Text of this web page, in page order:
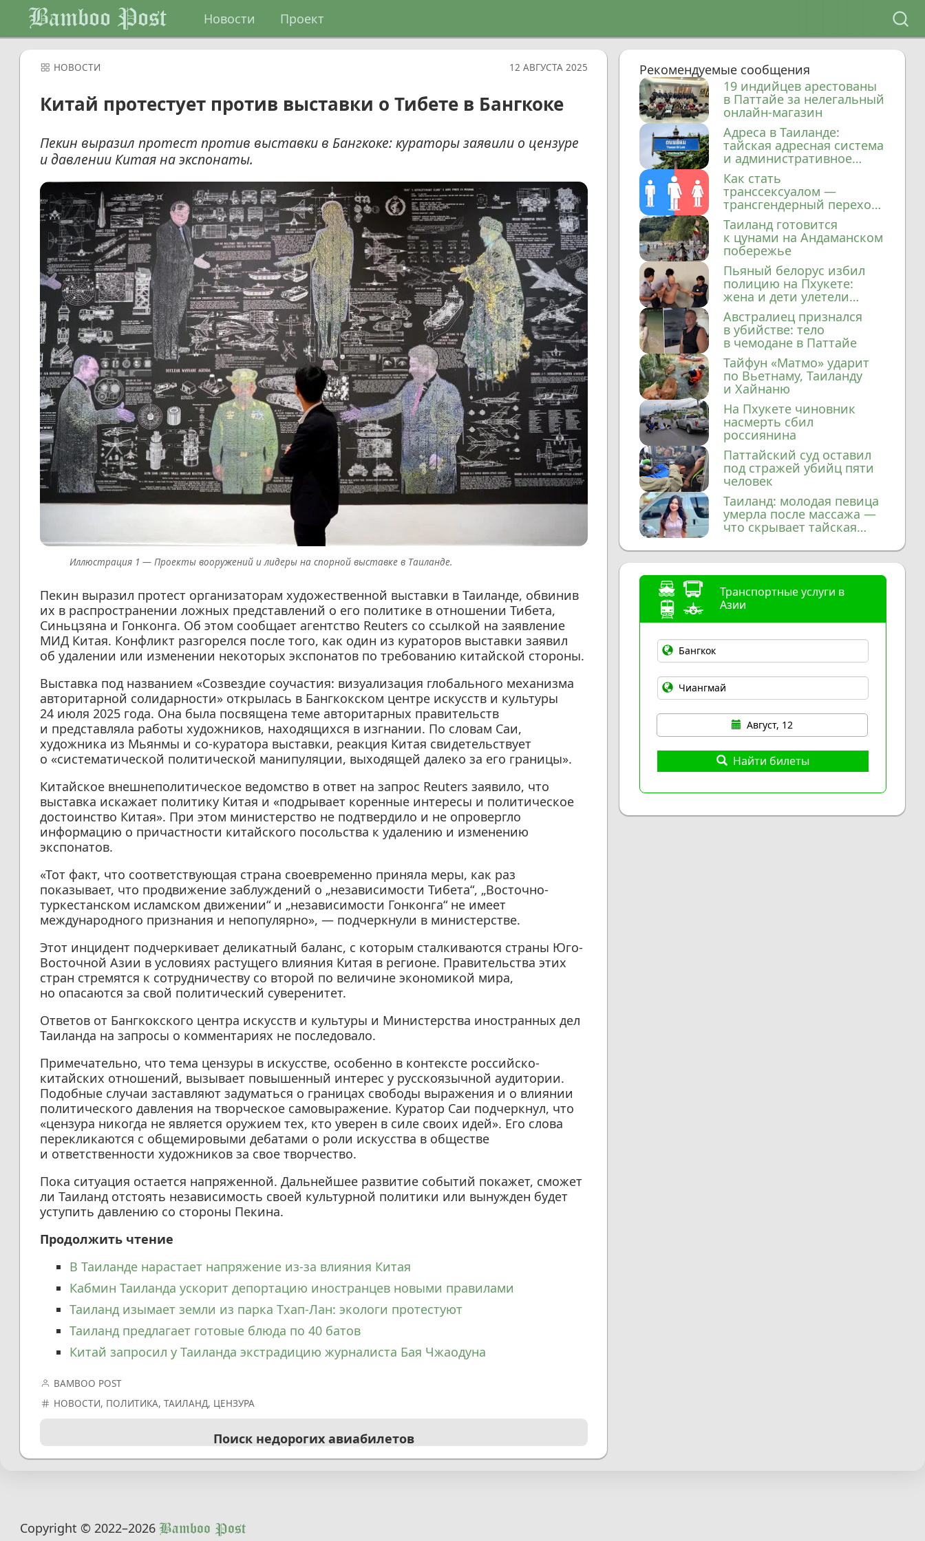
Bamboo Post Новости Проект
НОВОСТИ 12 АВГУСТА 2025
Китай протестует против выставки о Тибете в Бангкоке
Пекин выразил протест против выставки в Бангкоке: кураторы заявили о цензуре
и давлении Китая на экспонаты.
Проекты вооружений и лидеры на спорной выставке в Таиланде.
Пекин выразил протест организаторам художественной выставки в Таиланде, обвинив
их в распространении ложных представлений о его политике в отношении Тибета,
Синьцзяна и Гонконга. Об этом сообщает агентство Reuters со ссылкой на заявление
МИД Китая. Конфликт разгорелся после того, как один из кураторов выставки заявил
об удалении или изменении некоторых экспонатов по требованию китайской стороны.
Выставка под названием «Созвездие соучастия: визуализация глобального механизма
авторитарной солидарности» открылась в Бангкокском центре искусств и культуры
24 июля 2025 года. Она была посвящена теме авторитарных правительств
и представляла работы художников, находящихся в изгнании. По словам Саи,
художника из Мьянмы и со-куратора выставки, реакция Китая свидетельствует
о «систематической политической манипуляции, выходящей далеко за его границы».
Китайское внешнеполитическое ведомство в ответ на запрос Reuters заявило, что
выставка искажает политику Китая и «подрывает коренные интересы и политическое
достоинство Китая». При этом министерство не подтвердило и не опровергло
информацию о причастности китайского посольства к удалению и изменению
экспонатов.
«Тот факт, что соответствующая страна своевременно приняла меры, как раз
показывает, что продвижение заблуждений о „независимости Тибета“, „Восточно-
туркестанском исламском движении“ и „независимости Гонконга“ не имеет
международного признания и непопулярно», — подчеркнули в министерстве.
Этот инцидент подчеркивает деликатный баланс, с которым сталкиваются страны Юго-
Восточной Азии в условиях растущего влияния Китая в регионе. Правительства этих
стран стремятся к сотрудничеству со второй по величине экономикой мира,
но опасаются за свой политический суверенитет.
Ответов от Бангкокского центра искусств и культуры и Министерства иностранных дел
Таиланда на запросы о комментариях не последовало.
Примечательно, что тема цензуры в искусстве, особенно в контексте российско-
китайских отношений, вызывает повышенный интерес у русскоязычной аудитории.
Подобные случаи заставляют задуматься о границах свободы выражения и о влиянии
политического давления на творческое самовыражение. Куратор Саи подчеркнул, что
«цензура никогда не является оружием тех, кто уверен в силе своих идей». Его слова
перекликаются с общемировыми дебатами о роли искусства в обществе
и ответственности художников за свое творчество.
Пока ситуация остается напряженной. Дальнейшее развитие событий покажет, сможет
ли Таиланд отстоять независимость своей культурной политики или вынужден будет
уступить давлению со стороны Пекина.
Продолжить чтение
В Таиланде нарастает напряжение из-за влияния Китая
Кабмин Таиланда ускорит депортацию иностранцев новыми правилами
Таиланд изымает земли из парка Тхап-Лан: экологи протестуют
Таиланд предлагает готовые блюда по 40 батов
Китай запросил у Таиланда экстрадицию журналиста Бая Чжаодуна
BAMBOO POST
НОВОСТИ, ПОЛИТИКА,ТАИЛАНД, ЦЕНЗУРА
Поиск недорогих авиабилетов
Рекомендуемые сообщения
19 индийцев арестованы
в Паттайе за нелегальный
онлайн-магазин
Адреса в Таиланде:
тайская адресная система
и административное
деление
Как стать
транссексуалом —
трансгендерный переход
в Таиланде
Таиланд готовится
к цунами на Андаманском
побережье
Пьяный белорус избил
полицию на Пхукете:
жена и дети улетели
домой
Австралиец признался
в убийстве: тело
в чемодане в Паттайе
Тайфун «Матмо» ударит
по Вьетнаму, Таиланду
и Хайнаню
На Пхукете чиновник
насмерть сбил
россиянина
Паттайский суд оставил
под стражей убийц пяти
человек
Таиланд: молодая певица
умерла после массажа —
что скрывает тайская
медицина?
Транспортные услуги в
Азии
Август, 12
Найти билеты
Copyright © 2022–2026 Bamboo Post